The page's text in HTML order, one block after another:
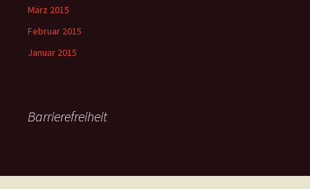
März 2015
Februar 2015
Januar 2015
Barrierefreiheit